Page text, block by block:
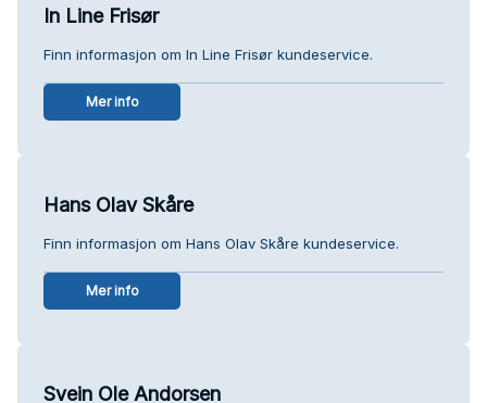
In Line Frisør
Finn informasjon om In Line Frisør kundeservice.
Mer info
Hans Olav Skåre
Finn informasjon om Hans Olav Skåre kundeservice.
Mer info
Svein Ole Andorsen